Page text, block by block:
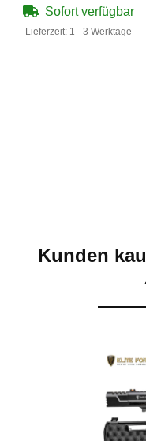
Zipper Bag
Sofort verfügbar
Lieferzeit: 1 - 3 Werktage
Kunden